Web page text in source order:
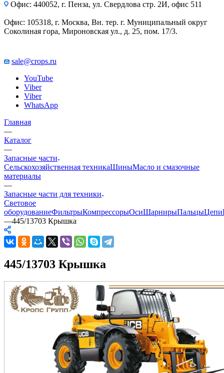
Офис: 440052, г. Пенза, ул. Свердлова стр. 2И, офис 511
Офис: 105318, г. Москва, Вн. тер. г. Муниципальный округ
Соколиная гора, Мироновская ул., д. 25, пом. 17/3.
sale@crops.ru
YouTube
Viber
Viber
WhatsApp
Главная
—
Каталог
—
Запасные части
Сельскохозяйственная техникаШиныМасло и смазочные
материалы
—
Запасные части для техники
Световое
оборудованиеФильтрыКомпрессорыОсиШарнирыПальцыЦепи
—445/13703 Крышка
445/13703 Крышка